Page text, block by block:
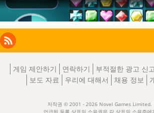
Facebook
Instagram
X
LinkedIn
RSS
게임 제안하기 연락하기 부적절한 광고 신
보도 자료
우리에 대해서 채용 정보
저작권 © 2001 - 2026 Novel Games Limited.
언급된 등록 상표의 소유권은 각 상표의 소유주에